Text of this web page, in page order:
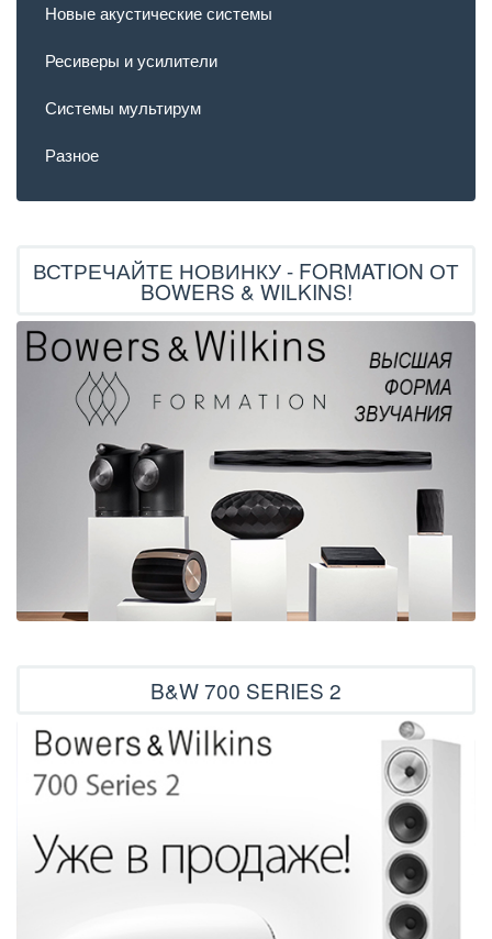
Новые акустические системы
Ресиверы и усилители
Системы мультирум
Разное
ВСТРЕЧАЙТЕ НОВИНКУ - FORMATION ОТ
BOWERS & WILKINS!
B&W 700 SERIES 2